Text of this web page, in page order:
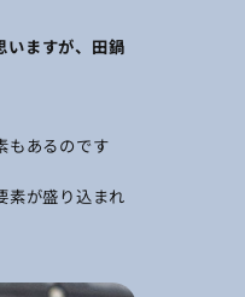
いますが、田鍋
もあるのです
素が盛り込まれ